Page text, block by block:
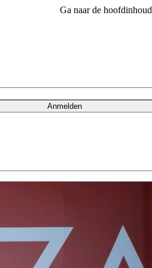
Ga naar de hoofdinhoud
Anmelden